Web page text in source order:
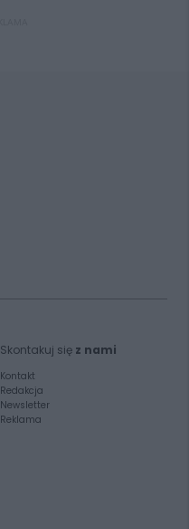
Skontakuj się z nami
Kontakt
Redakcja
Newsletter
Reklama